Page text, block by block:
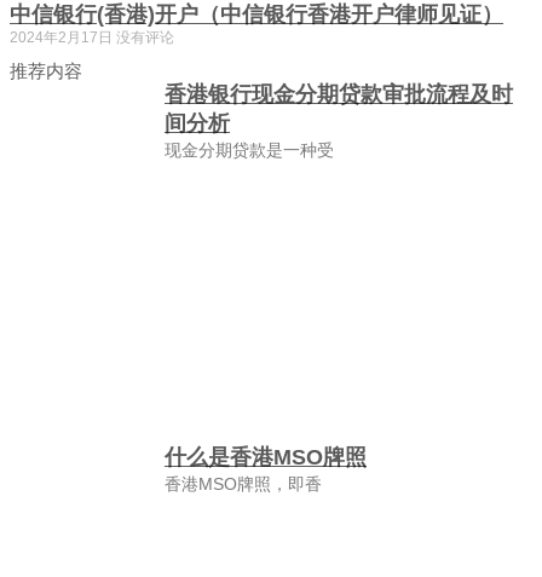
中信银行(香港)开户（中信银行香港开户律师见证）
2024年2月17日 没有评论
推荐内容
香港银行现金分期贷款审批流程及时
间分析
现金分期贷款是一种受
什么是香港MSO牌照
香港MSO牌照，即香